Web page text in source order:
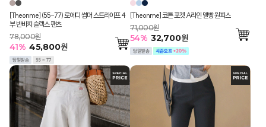
[Theonme] (55-77) 로에디 썸머 스트라이프 4
부 반바지 슬랙스 팬츠
78,000원
41% 45,800원
[Theonme] 코튼 포켓 A라인 멜빵 원피스
71,000원
54% 32,700원